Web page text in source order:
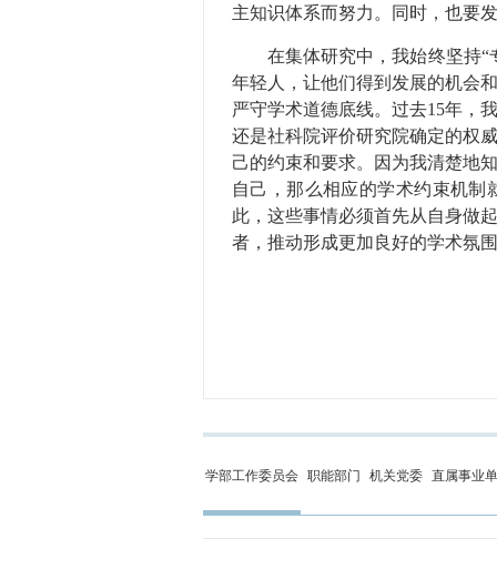
主知识体系而努力。同时，也要
在集体研究中，我始终坚持“
年轻人，让他们得到发展的机会
严守学术道德底线。过去15年，
还是社科院评价研究院确定的权
己的约束和要求。因为我清楚地
自己，那么相应的学术约束机
此，这些事情必须首先从自身做
者，推动形成更加良好的学术氛
学部工作委员会 职能部门 机关党委 直属事业